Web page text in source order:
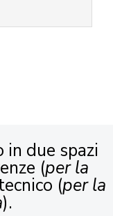
due spazi
(per la
(per la
).